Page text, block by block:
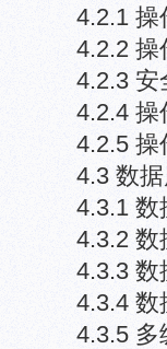
4.2.1 操
4.2.2 操
4.2.3 安
4.2.4 操
4.2.5 操
4.3 数
4.3.1 数
4.3.2 数
4.3.3 数
4.3.4 数
4.3.5 多